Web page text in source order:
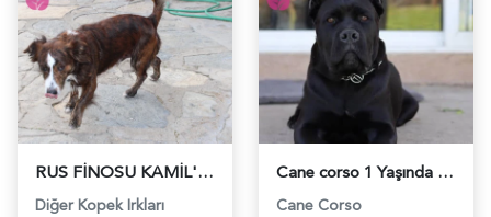
RUS FİNOSU KAMİL'E EŞ ARIYORUZ - 118982055
Diğer Kopek Irkları
Cane corso 1 Yaşında Eş Arıyoruz - 118981445
Cane Corso